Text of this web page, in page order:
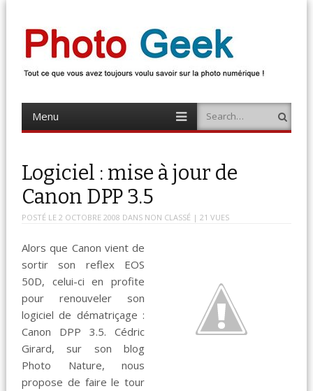
Photo Geek
Menu
content
Search
Logiciel : mise à jour de
Canon DPP 3.5
POSTÉ LE 2 OCTOBRE 2008 DANS NON CLASSÉ | 21 VUES
Alors que Canon vient de
sortir son reflex EOS
50D, celui-ci en profite
pour renouveler son
logiciel de dématriçage :
Canon DPP 3.5. Cédric
Girard, sur son blog
Photo Nature, nous
propose de faire le tour